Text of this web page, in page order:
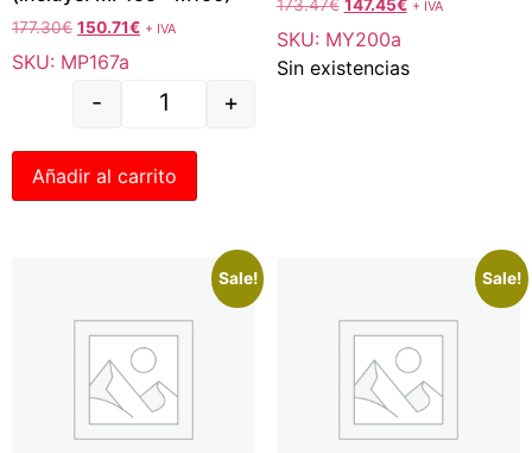
177.30€ 150.71€ + IVA
SKU: MP167a
- +
Añadir al carrito
173.47€ 147.45€ + IVA
SKU: MY200a
Sin existencias
Sale! Sale!